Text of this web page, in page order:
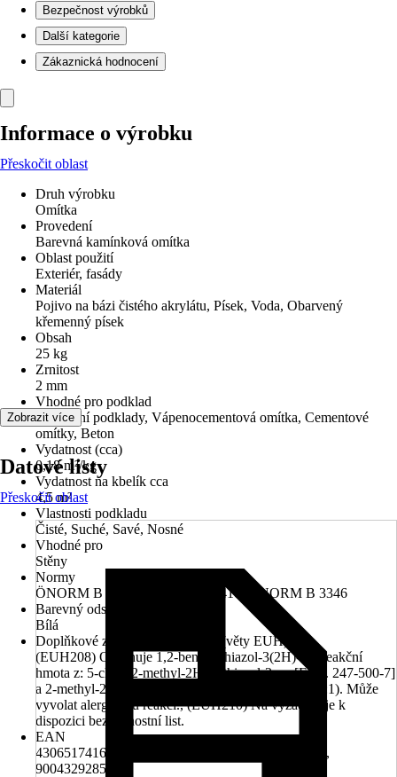
Bezpečnost výrobků
Další kategorie
Zákaznická hodnocení
Informace o výrobku
Přeskočit oblast
Druh výrobku
Omítka
Provedení
Barevná kamínková omítka
Oblast použití
Exteriér, fasády
Materiál
Pojivo na bázi čistého akrylátu, Písek, Voda, Obarvený
křemenný písek
Obsah
25 kg
Zrnitost
2 mm
Vhodné pro podklad
Minerální podklady, Vápenocementová omítka, Cementové
omítky, Beton
Vydatnost (cca)
0,18 m²/kg
Vydatnost na kbelík cca
4,5 m²
Vlastnosti podkladu
Čisté, Suché, Savé, Nosné
Vhodné pro
Stěny
Normy
ÖNORM B 2259, ÖNORM B 6410, ÖNORM B 3346
Barevný odstín
Bílá
Doplňkové znaky nebezpečnosti (věty EUH)
(EUH208) Obsahuje 1,2-benzisothiazol-3(2H)-on, reakční
hmota z: 5-chlor-2-methyl-2H-isothiazol-3-on [ES č. 247-500-7]
a 2-methyl-2H-isothiazol-3-on [ES č. 220-239-6] (3:1). Může
vyvolat alergickou reakci., (EUH210) Na vyžádání je k
dispozici bezpečnostní list.
EAN
4306517416744, 5996597384775, 8591251006467,
9004329285972
Zobrazit více
Datové listy
Přeskočit oblast